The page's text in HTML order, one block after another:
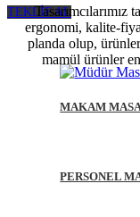
TEKLİF AL
ergonomi, kalite-
planda olup,
mamül ürünler
MAKAM
PERSONEL